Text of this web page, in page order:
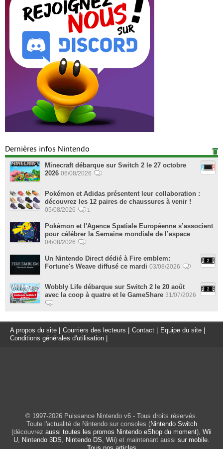
Dernières infos Nintendo
Minecraft débarque sur Switch 2 le 27 octobre
2026 06/08/2026
Pokémon et Adidas présentent leur collaboration :
découvrez les 12 paires de chaussures à venir !
05/08/2026 1
Pokémon et l'Agence Spatiale Européenne s’associent
pour célébrer la Semaine mondiale de l’espace
04/08/2026
Un Nintendo Direct dédié à Fire emblem:
Fortune's Weave diffusé ce mardi 03/08/2026
Wobbly Life débarque sur Switch 2 le 20 août
avec la coop à quatre et le GameShare 31/07/2026
A propos du site Courriers des lecteurs Contact Equipe du site
Conditions générales d'utilisation
© 1997-2026 Puissance Nintendo v6 - Tous droits réservés.
Toute l'actualité de Nintendo sur consoles (Nintendo Switch
(découvrez aussi toutes les promos Nintendo eShop du moment), Wii
U, Nintendo 3DS, Nintendo DS, Wii) et maintenant aussi sur mobile.